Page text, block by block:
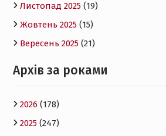
Листопад 2025(19)
Жовтень 2025(15)
Вересень 2025(21)
Архів за роками
2026(178)
2025(247)